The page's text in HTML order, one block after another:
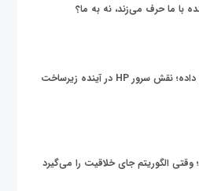
با ما حرف می‌زند، نه به ما؟
زیر پوست دنیای داده؛ نقش سرور HP در آینده زیرساخت
وقتی الگوریتم جای خلاقیت را می‌گیرد